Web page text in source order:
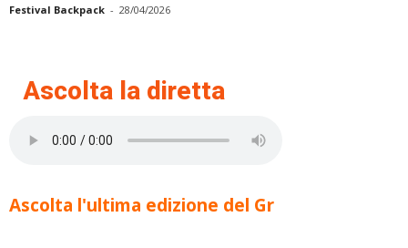
Festival Backpack - 28/04/2026
Ascolta la diretta
Ascolta l'ultima edizione del Gr